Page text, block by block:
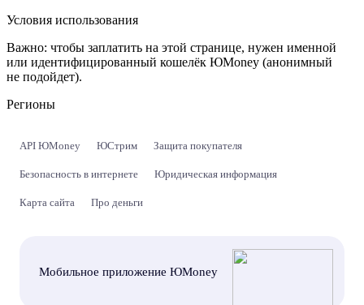
Условия использования
Важно: чтобы заплатить на этой странице, нужен именной
или идентифицированный кошелёк ЮMoney (анонимный
не подойдет).
Регионы
API ЮMoney ЮСтрим Защита покупателя
Безопасность в интернете Юридическая информация
Карта сайта Про деньги
Мобильное приложение ЮMoney